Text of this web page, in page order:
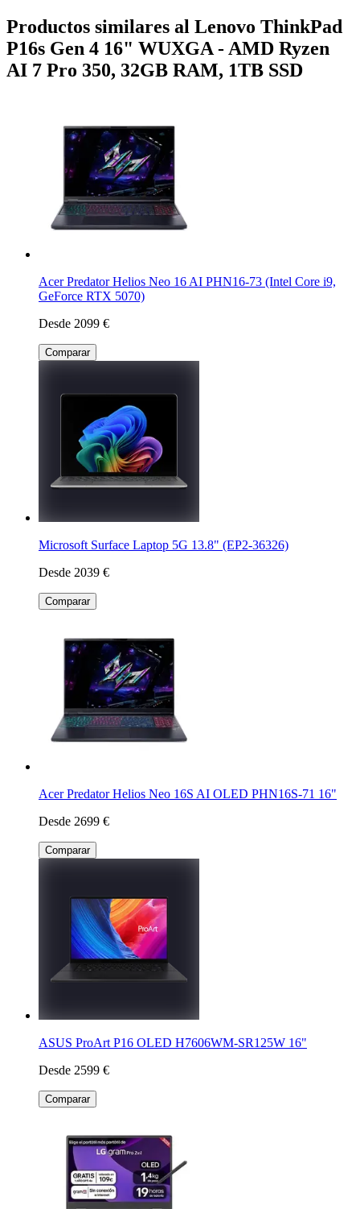
Productos similares al Lenovo ThinkPad
P16s Gen 4 16" WUXGA - AMD Ryzen
AI 7 Pro 350, 32GB RAM, 1TB SSD
Acer Predator Helios Neo 16 AI PHN16-73 (Intel Core i9,
GeForce RTX 5070)
Desde 2099 €
Comparar
Microsoft Surface Laptop 5G 13.8" (EP2-36326)
Desde 2039 €
Comparar
Acer Predator Helios Neo 16S AI OLED PHN16S-71 16"
Desde 2699 €
Comparar
ASUS ProArt P16 OLED H7606WM-SR125W 16"
Desde 2599 €
Comparar